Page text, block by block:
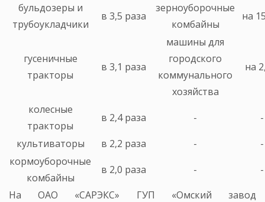
бульдозеры и
трубоукладчики
в 3,5 раза
зерноуборочные
комбайны
на
гусеничные
тракторы
в 3,1 раза
машины для
городского
коммунального
хозяйства
на
колесные
тракторы
в 2,4 раза -
-
культиваторы
в 2,2 раза -
-
кормоуборочные
комбайны
в 2,0 раза -
-
На ОАО «САРЭКС» ГУП «Омский завод